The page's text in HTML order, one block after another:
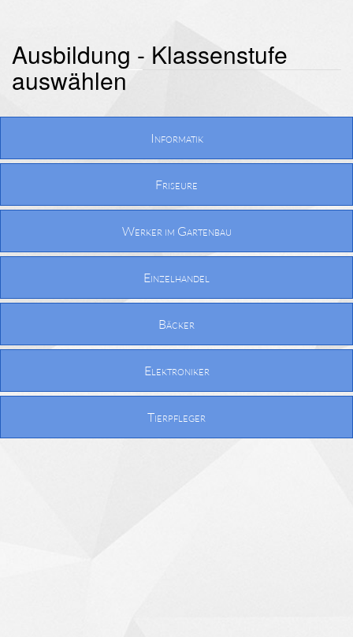
Ausbildung - Klassenstufe
auswählen
Informatik
Friseure
Werker im Gartenbau
Einzelhandel
Bäcker
Elektroniker
Tierpfleger